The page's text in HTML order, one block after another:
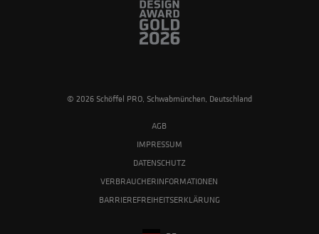
© 2026 Schöffel PRO, Schwabmünchen, Deutschland
AGB
IMPRESSUM
DATENSCHUTZ
VERBRAUCHERINFORMATIONEN
BARRIEREFREIHEITSERKLÄRUNG